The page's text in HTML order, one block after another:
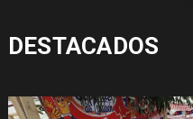
DESTACADOS